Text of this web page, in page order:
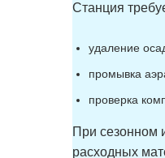
Станция
удаление
промывка
проверка
При сезонном
расходных